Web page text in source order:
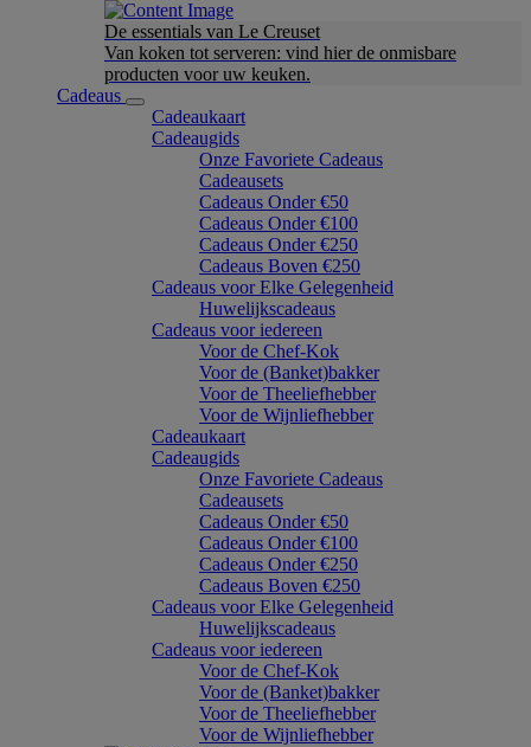
De essentials van Le Creuset
Van koken tot serveren: vind hier de onmisbare
producten voor uw keuken.
Cadeaus
Cadeaukaart
Cadeaugids
Onze Favoriete Cadeaus
Cadeausets
Cadeaus Onder €50
Cadeaus Onder €100
Cadeaus Onder €250
Cadeaus Boven €250
Cadeaus voor Elke Gelegenheid
Huwelijkscadeaus
Cadeaus voor iedereen
Voor de Chef-Kok
Voor de (Banket)bakker
Voor de Theeliefhebber
Voor de Wijnliefhebber
Cadeaukaart
Cadeaugids
Onze Favoriete Cadeaus
Cadeausets
Cadeaus Onder €50
Cadeaus Onder €100
Cadeaus Onder €250
Cadeaus Boven €250
Cadeaus voor Elke Gelegenheid
Huwelijkscadeaus
Cadeaus voor iedereen
Voor de Chef-Kok
Voor de (Banket)bakker
Voor de Theeliefhebber
Voor de Wijnliefhebber